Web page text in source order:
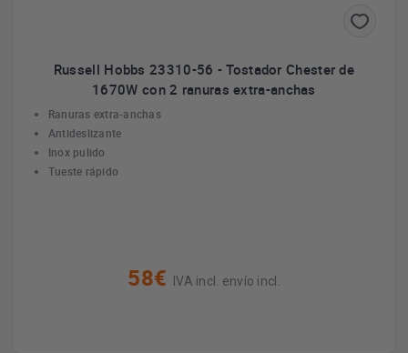
Russell Hobbs 23310-56 - Tostador Chester de
1670W con 2 ranuras extra-anchas
Ranuras extra-anchas
Antideslizante
Inox pulido
Tueste rápido
58€ IVA incl. envío incl.